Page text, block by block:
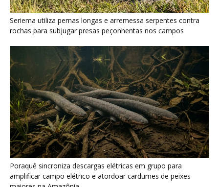
Poraquê sincroniza descargas elétricas em grupo para
amplificar campo elétrico e atordoar cardumes de peixes
maiores na Amazônia
Seriema combina corridas em alta velocidade e arremessos
contra rochas para imobilizar serpentes peçonhentas no
cerrado